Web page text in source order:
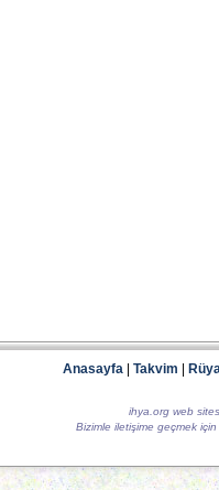
Anasayfa Takvim
ihya.org web
Bizimle iletişime geçmek için